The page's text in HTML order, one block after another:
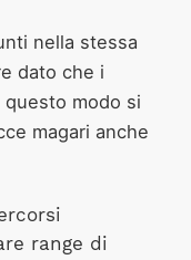
nella stessa
dato che i
modo si
magari anche
range di